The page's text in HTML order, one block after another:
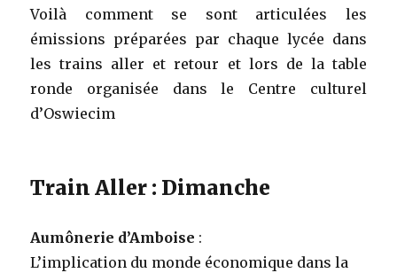
Voilà comment se sont articulées les
émissions préparées par chaque lycée dans
les trains aller et retour et lors de la table
ronde organisée dans le Centre culturel
d’Oswiecim
Train Aller : Dimanche
Aumônerie d’Amboise :
L’implication du monde économique dans la